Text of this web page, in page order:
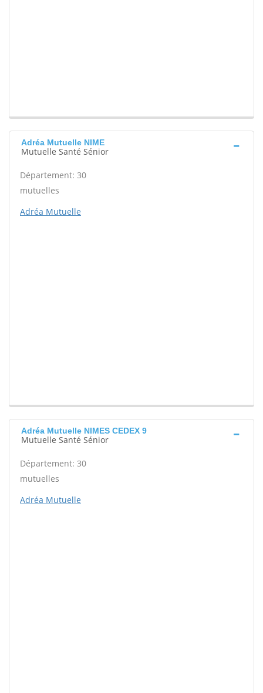
Adréa Mutuelle NIME
Mutuelle Santé Sénior
Département: 30
mutuelles
Adréa Mutuelle
Adréa Mutuelle NIMES CEDEX 9
Mutuelle Santé Sénior
Département: 30
mutuelles
Adréa Mutuelle